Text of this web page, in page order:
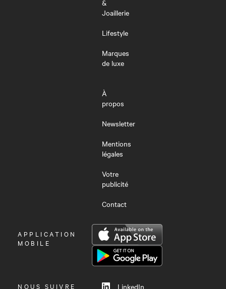
&
Joaillerie
Lifestyle
Marques
de luxe
À
propos
Newsletter
Mentions
légales
Votre
publicité
Contact
OUVRIR
LE
APPLICATION
MOBILE
NOUS SUIVRE LinkedIn